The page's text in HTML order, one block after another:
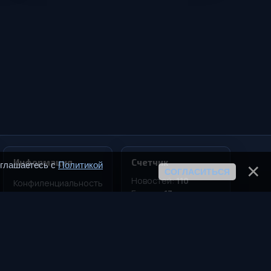
Информация
Конфиленциальность
Счетчик
Новостей:110
Блогов: 13
сПолитикой
СОГЛАСИТЬСЯ